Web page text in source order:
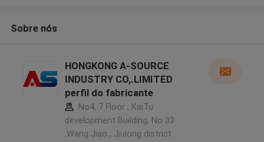
Sobre nós
HONGKONG A-SOURCE
INDUSTRY CO,.LIMITED
perfil do fabricante
No4, 7 Floor , KaiTu
development Building, No 33
,Wang Jiao , Jiulong district